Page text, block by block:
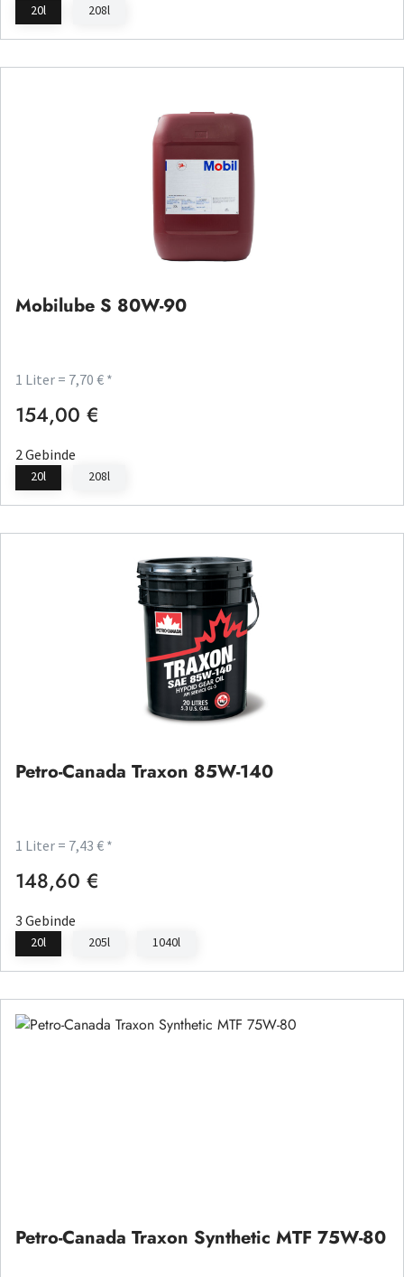
20l 208l
Mobilube S 80W-90
1 Liter = 7,70 € *
Regulärer Preis:
154,00 €
2 Gebinde
20l 208l
Petro-Canada Traxon 85W-140
1 Liter = 7,43 € *
Regulärer Preis:
148,60 €
3 Gebinde
20l 205l 1040l
Petro-Canada Traxon Synthetic MTF 75W-80